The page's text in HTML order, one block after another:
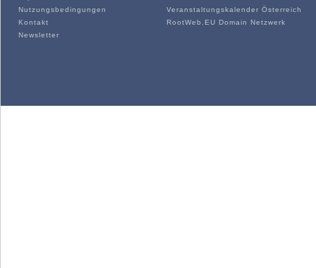
Nutzungsbedingungen
Kontakt
Newsletter
Veranstaltungskalender Österreich
RootWeb.EU Domain Netzwerk